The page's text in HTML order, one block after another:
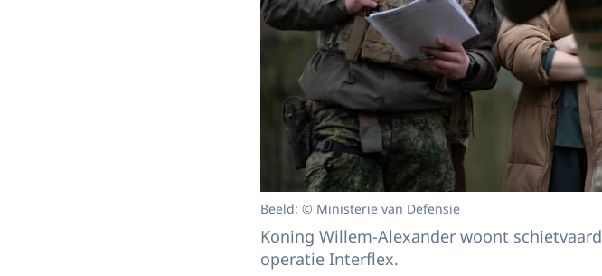
Beeld: © Ministerie van Defensie
Koning Willem-Alexander woont
operatie Interflex.